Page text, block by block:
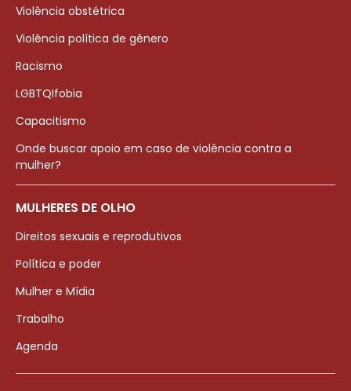
Violência obstétrica
Violência política de gênero
Racismo
LGBTQIfobia
Capacitismo
Onde buscar apoio em caso de violência contra a
mulher?
MULHERES DE OLHO
Direitos sexuais e reprodutivos
Política e poder
Mulher e Mídia
Trabalho
Agenda